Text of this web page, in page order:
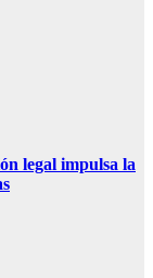
legal impulsa la